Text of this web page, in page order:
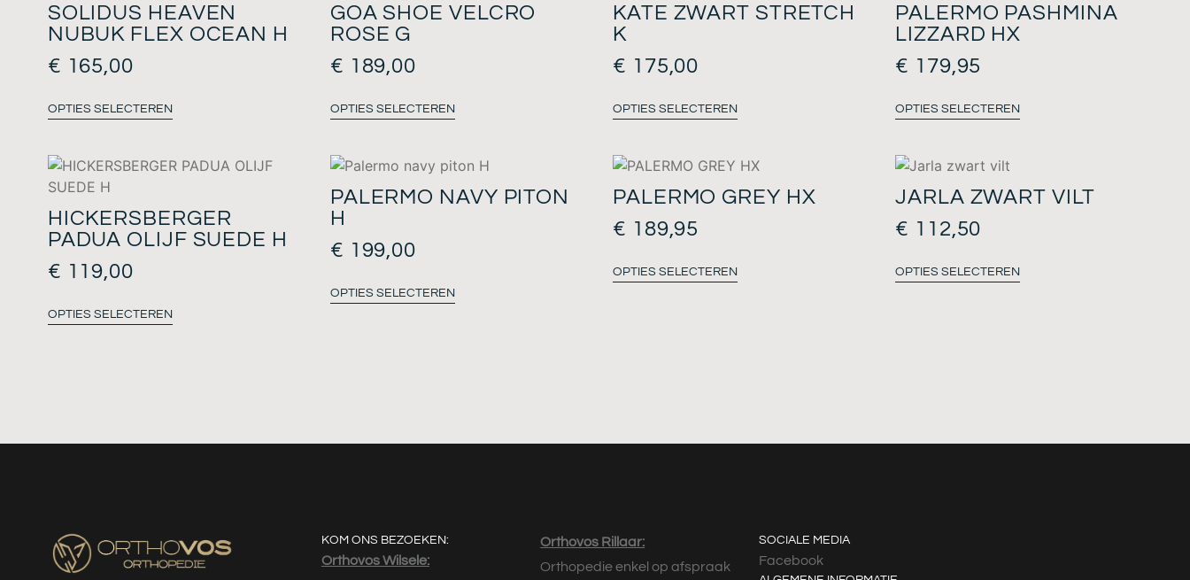
SOLIDUS HEAVEN
NUBUK FLEX OCEAN H
€ 165,00
OPTIES SELECTEREN
GOA SHOE VELCRO
ROSE G
€ 189,00
OPTIES SELECTEREN
KATE ZWART STRETCH
K
€ 175,00
OPTIES SELECTEREN
PALERMO PASHMINA
LIZZARD HX
€ 179,95
OPTIES SELECTEREN
HICKERSBERGER
PADUA OLIJF SUEDE H
€ 119,00
OPTIES SELECTEREN
PALERMO NAVY PITON
H
€ 199,00
OPTIES SELECTEREN
PALERMO GREY HX
€ 189,95
OPTIES SELECTEREN
JARLA ZWART VILT
€ 112,50
OPTIES SELECTEREN
KOM ONS BEZOEKEN:
Orthovos Wilsele:
Orthovos Rillaar:
Orthopedie enkel op afspraak
SOCIALE MEDIA
Facebook